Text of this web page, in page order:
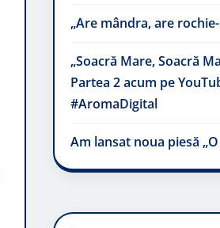
„Are mândra, are
„Soacră Mare, Soacră
Partea 2 acum pe
#AromaDigital
Am lansat noua piesă